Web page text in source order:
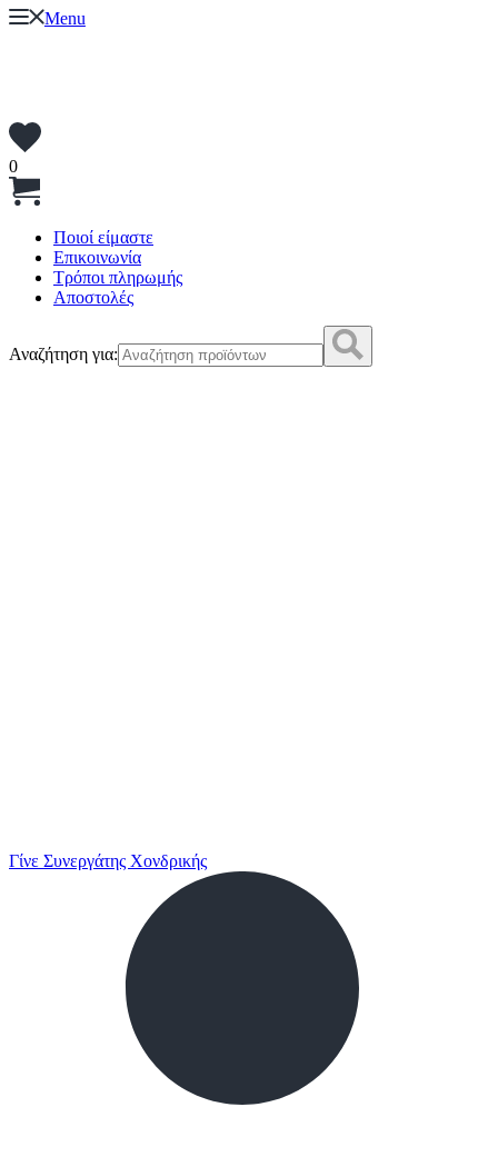
Menu
0
Ποιοί είμαστε
Επικοινωνία
Τρόποι πληρωμής
Αποστολές
Αναζήτηση για:
Γίνε Συνεργάτης Χονδρικής